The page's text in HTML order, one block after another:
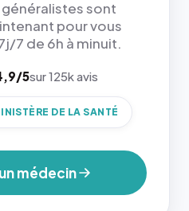
sont
pour vous
7 de 6h à minuit.
5sur 125k avis
DE LA SANTÉ
médecin